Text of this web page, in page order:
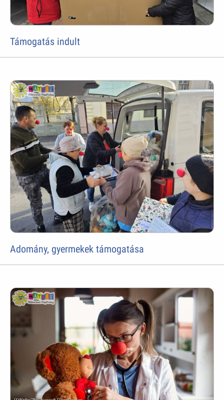
Támogatás indult
Adomány, gyermekek támogatása